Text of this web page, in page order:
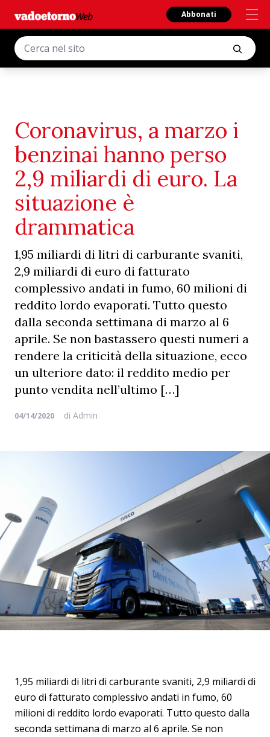
Abbonati
Coronavirus, a marzo i
benzinai hanno perso
2,9 miliardi di euro. La
situazione è
drammatica
1,95 miliardi di litri di carburante svaniti,
2,9 miliardi di euro di fatturato
complessivo andati in fumo, 60 milioni di
reddito lordo evaporati. Tutto questo
dalla seconda settimana di marzo al 6
aprile. Se non bastassero questi numeri a
rendere la criticità della situazione, ecco
un ulteriore dato: il reddito medio per
punto vendita nell’ultimo […]
04/14/2020 di Admin
1,95 miliardi di litri di carburante svaniti, 2,9 miliardi di
euro di fatturato complessivo andati in fumo, 60
milioni di reddito lordo evaporati. Tutto questo dalla
seconda settimana di marzo al 6 aprile. Se non